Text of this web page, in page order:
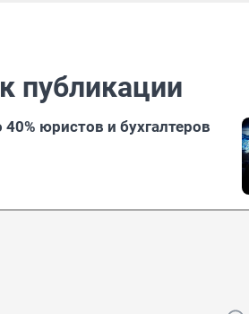
публикации
юристов и бухгалтеров